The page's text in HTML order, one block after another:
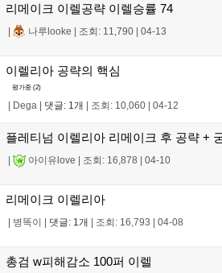
리메이크 이렐공략 이렐승률 74
| 나루looke | 조회: 11,790 | 04-13
이렐리아 공략의 핵심
평가중 (2)
Dega 댓글: 1개 조회: 10,060 04-12
플레티넘 이렐리아 리메이크 후 공략 +
아이유love 조회: 16,878 04-10
리메이크 이렐리아
병똑이 댓글: 1개 조회: 16,793 04-08
총검 w피해감소 100퍼 이렐